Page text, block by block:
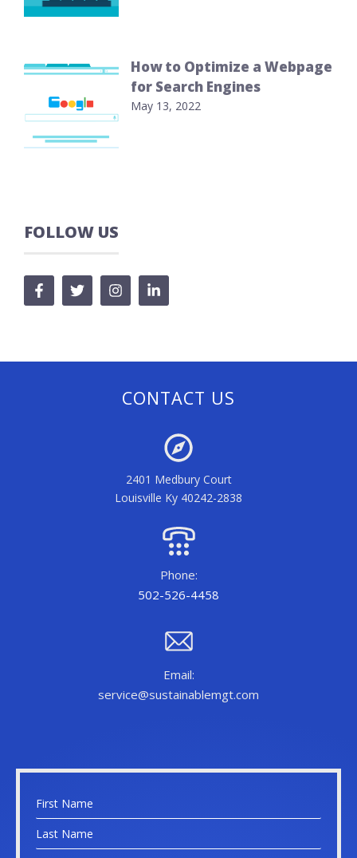
How to Optimize a Webpage
for Search Engines
May 13, 2022
FOLLOW US
CONTACT US
2401 Medbury Court
Louisville Ky 40242-2838
Phone:
502-526-4458
Email:
service@sustainablemgt.com
N
a
m
e
i
r